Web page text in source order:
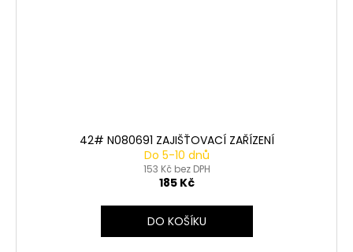
42# N080691 ZAJIŠŤOVACÍ ZAŘÍZENÍ
Do 5-10 dnů
153 Kč bez DPH
185 Kč
DO KOŠÍKU